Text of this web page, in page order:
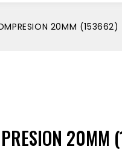
20MM (153662)
20MM